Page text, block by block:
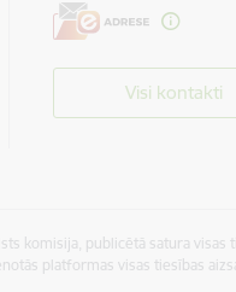
Visi kontakti
komisija, publicētā satura visas
platformas visas tiesības